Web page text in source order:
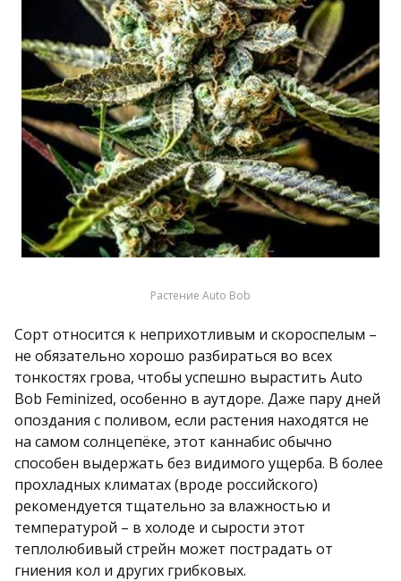
Растение Auto Bob
Сорт относится к неприхотливым и скороспелым –
не обязательно хорошо разбираться во всех
тонкостях грова, чтобы успешно вырастить Auto
Bob Feminized, особенно в аутдоре. Даже пару дней
опоздания с поливом, если растения находятся не
на самом солнцепёке, этот каннабис обычно
способен выдержать без видимого ущерба. В более
прохладных климатах (вроде российского)
рекомендуется тщательно за влажностью и
температурой – в холоде и сырости этот
теплолюбивый стрейн может пострадать от
гниения кол и других грибковых.